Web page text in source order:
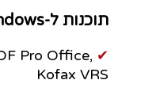
תוכנות ל-Windows:
Pro Office, ✔
Kofax VRS